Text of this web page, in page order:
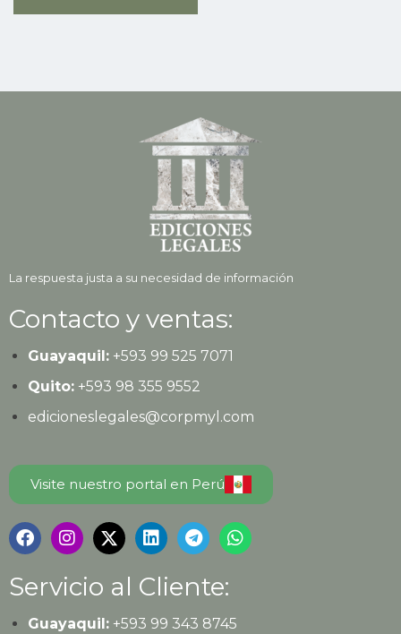
La respuesta justa a su necesidad de información
Contacto y ventas:
Guayaquil:+593 99 525 7071
Quito:+593 98 355 9552
edicioneslegales@corpmyl.com
Visite nuestro portal en Perú
Servicio al Cliente:
Guayaquil:+593 99 343 8745